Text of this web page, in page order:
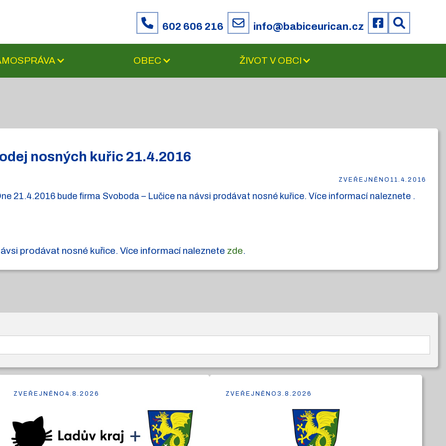
602 606 216 info@babiceurican.cz
OBEC ŽIVOT V OBCI
nosných kuřic 21.4.2016
ZVEŘEJNĚNO 11.4.2016
21.4.2016 bude firma Svoboda – Lučice na návsi prodávat nosné kuřice. Více informací naleznete .
prodávat nosné kuřice. Více informací naleznete zde.
ZVEŘEJNĚNO 4.8.2026 ZVEŘEJNĚNO 3.8.2026